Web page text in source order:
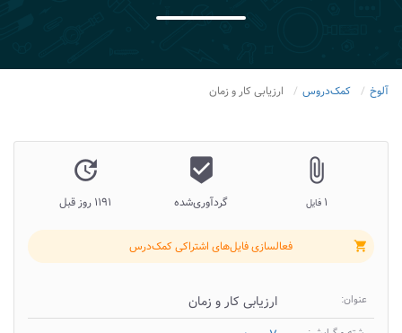
آلوخ کمک‌دروس ارزیابی کار و زمان
attach_file
۱ فایل
beenhere
گردآوری‌شده
update
۱۱۹۱ روز قبل
shopping_cart فعالسازی فایل‌های اشتراکی کمک‌درس
عنوان: ارزیابی کار و زمان